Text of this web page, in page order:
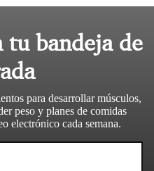
tu bandeja de
para desarrollar músculos,
peso y planes de comidas
electrónico cada semana.